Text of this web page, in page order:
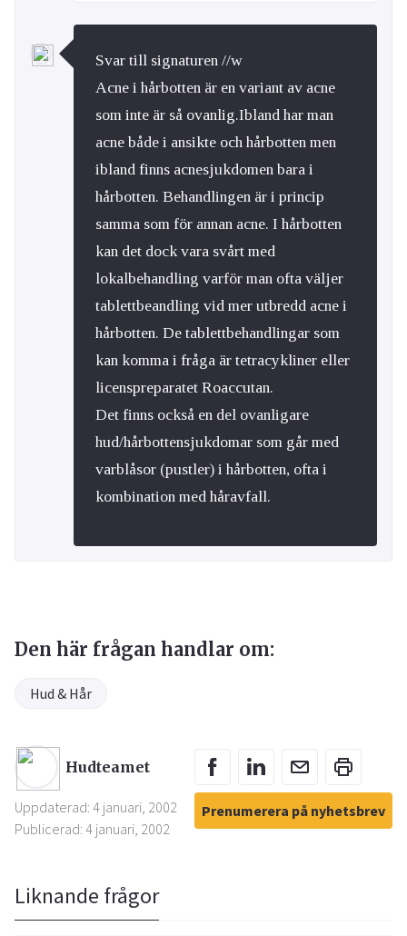
Svar till signaturen //w
Acne i hårbotten är en variant av acne
som inte är så ovanlig.Ibland har man
acne både i ansikte och hårbotten men
ibland finns acnesjukdomen bara i
hårbotten. Behandlingen är i princip
samma som för annan acne. I hårbotten
kan det dock vara svårt med
lokalbehandling varför man ofta väljer
tablettbeandling vid mer utbredd acne i
hårbotten. De tablettbehandlingar som
kan komma i fråga är tetracykliner eller
licenspreparatet Roaccutan.
Det finns också en del ovanligare
hud/hårbottensjukdomar som går med
varblåsor (pustler) i hårbotten, ofta i
kombination med håravfall.
Den här frågan handlar om:
Hud & Hår
Hudteamet
Uppdaterad: 4 januari, 2002
Publicerad: 4 januari, 2002
Prenumerera på nyhetsbrev
Liknande frågor